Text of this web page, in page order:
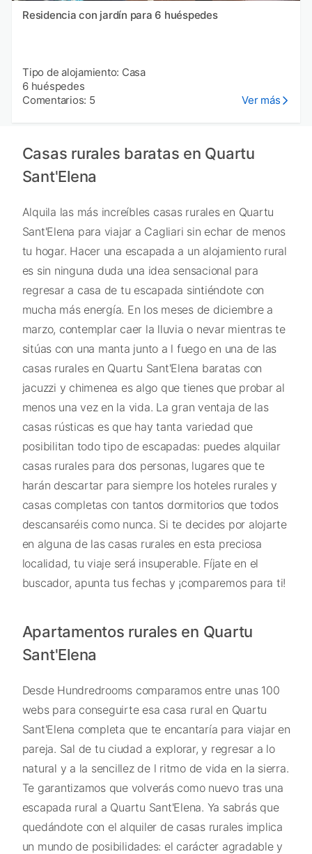
Residencia con jardín para 6 huéspedes
Tipo de alojamiento: Casa
6 huéspedes
Comentarios: 5
Ver más
Casas rurales baratas en Quartu
Sant'Elena
Alquila las más increíbles casas rurales en Quartu
Sant'Elena para viajar a Cagliari sin echar de menos
tu hogar. Hacer una escapada a un alojamiento rural
es sin ninguna duda una idea sensacional para
regresar a casa de tu escapada sintiéndote con
mucha más energía. En los meses de diciembre a
marzo, contemplar caer la lluvia o nevar mientras te
sitúas con una manta junto a l fuego en una de las
casas rurales en Quartu Sant'Elena baratas con
jacuzzi y chimenea es algo que tienes que probar al
menos una vez en la vida. La gran ventaja de las
casas rústicas es que hay tanta variedad que
posibilitan todo tipo de escapadas: puedes alquilar
casas rurales para dos personas, lugares que te
harán descartar para siempre los hoteles rurales y
casas completas con tantos dormitorios que todos
descansaréis como nunca. Si te decides por alojarte
en alguna de las casas rurales en esta preciosa
localidad, tu viaje será insuperable. Fíjate en el
buscador, apunta tus fechas y ¡comparemos para ti!
Apartamentos rurales en Quartu
Sant'Elena
Desde Hundredrooms comparamos entre unas 100
webs para conseguirte esa casa rural en Quartu
Sant'Elena completa que te encantaría para viajar en
pareja. Sal de tu ciudad a explorar, y regresar a lo
natural y a la sencillez de l ritmo de vida en la sierra.
Te garantizamos que volverás como nuevo tras una
escapada rural a Quartu Sant'Elena. Ya sabrás que
quedándote con el alquiler de casas rurales implica
un mundo de posibilidades: el carácter agradable y